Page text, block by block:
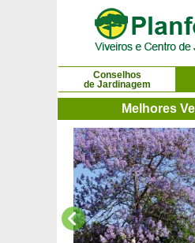
Conselhos
de Jardinagem
Melhores
Painel de Gerenciamento de Cookies